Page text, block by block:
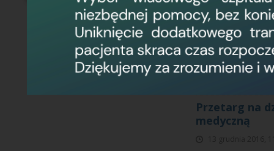
Przetarg na
13 grudnia 2016,
Wojewódzki Szpital
przeznaczonych
stawka miesięcznej
Przetarg na
medyczną